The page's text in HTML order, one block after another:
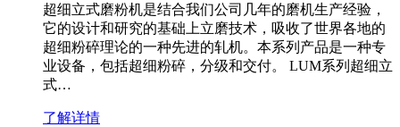
超细立式磨粉机是结合我们公司几年的磨机生产经验，
它的设计和研究的基础上立磨技术，吸收了世界各地的
超细粉碎理论的一种先进的轧机。本系列产品是一种专
业设备，包括超细粉碎，分级和交付。 LUM系列超细立
式…
了解详情